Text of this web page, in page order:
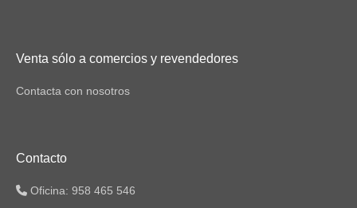
Venta sólo a comercios y revendedores
Contacta con nosotros
Contacto
Oficina: 958 465 546